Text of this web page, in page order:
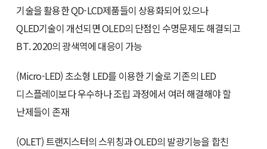
기술을 활용한 QD-LCD제품들이 상용화되어 있으나
QLED기술이 개선되면 OLED의 단점인 수명문제도 해결되고
BT. 2020의 광색역에 대응이 가능
(Micro-LED) 초소형 LED를 이용한 기술로 기존의 LED
디스플레이보다 우수하나 조립 과정에서 여러 해결해야 할
난제들이 존재
(OLET) 트랜지스터의 스위칭과 OLED의 발광기능을 합친